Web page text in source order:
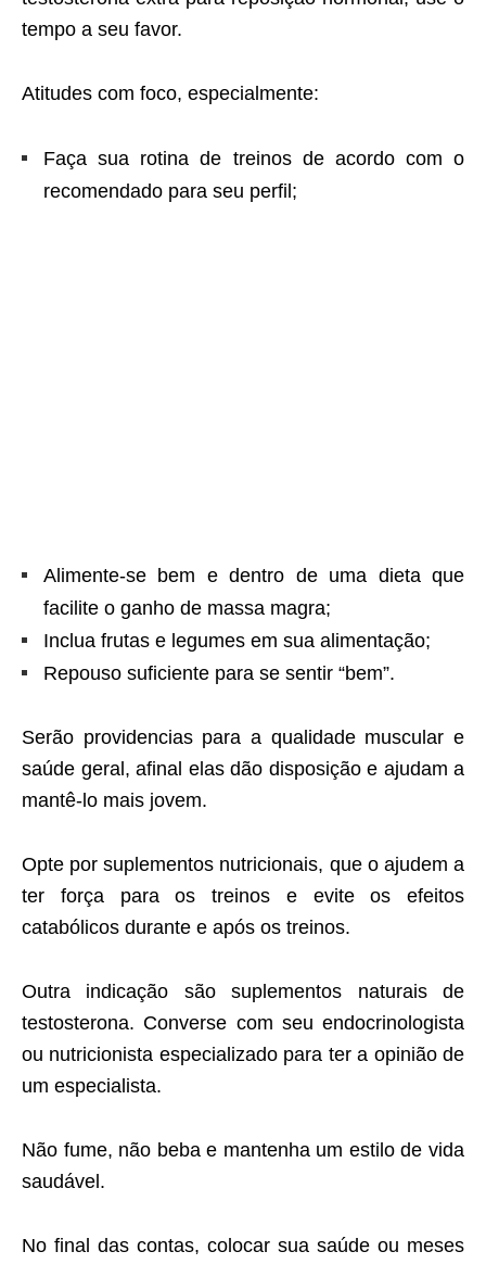
tempo a seu favor.
Atitudes com foco, especialmente:
Faça sua rotina de treinos de acordo com o
recomendado para seu perfil;
Alimente-se bem e dentro de uma dieta que
facilite o ganho de massa magra;
Inclua frutas e legumes em sua alimentação;
Repouso suficiente para se sentir “bem”.
Serão providencias para a qualidade muscular e
saúde geral, afinal elas dão disposição e ajudam a
mantê-lo mais jovem.
Opte por suplementos nutricionais, que o ajudem a
ter força para os treinos e evite os efeitos
catabólicos durante e após os treinos.
Outra indicação são suplementos naturais de
testosterona. Converse com seu endocrinologista
ou nutricionista especializado para ter a opinião de
um especialista.
Não fume, não beba e mantenha um estilo de vida
saudável.
No final das contas, colocar sua saúde ou meses